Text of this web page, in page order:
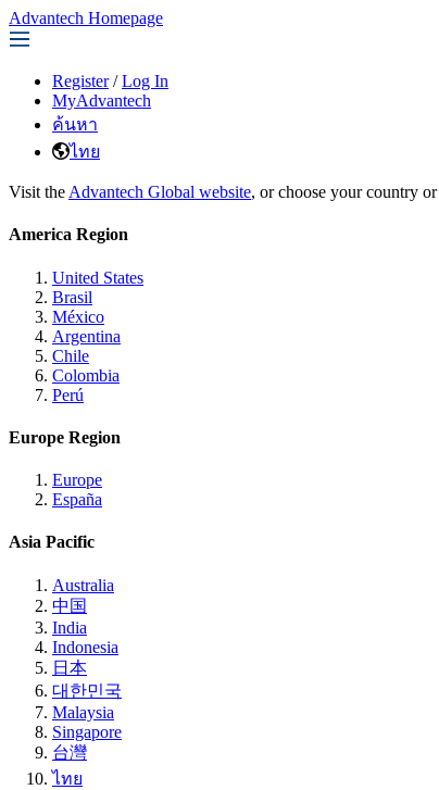
Advantech Homepage
Register / Log In
MyAdvantech
ค้นหา
ไทย
Visit the Advantech Global website, or choose your country
America Region
United States
Brasil
México
Argentina
Chile
Colombia
Perú
Europe Region
Europe
España
Asia Pacific
Australia
中国
India
Indonesia
日本
대한민국
Malaysia
Singapore
台灣
ไทย